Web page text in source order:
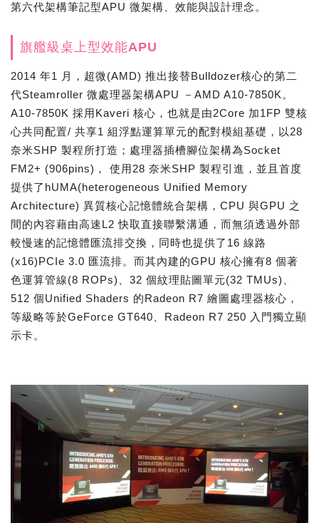
第六代架構筆記型APU 微架構、效能與設計理念。
旗艦級桌上型效能APU
2014 年1 月，超微(AMD) 推出接替Bulldozer核心的第二
代Steamroller 微處理器架構APU －AMD A10-7850K。
A10-7850K 採用Kaveri 核心，也就是由2Core 加1FP 雙核
心共同配置/ 共享1 組浮點運算單元的配對模組基礎，以28
奈米SHP 製程所打造；處理器插槽腳位架構為Socket
FM2+ (906pins)， 使用28 奈米SHP 製程引進，並且首度
提供了hUMA(heterogeneous Unified Memory
Architecture) 異質核心記憶體統合架構，CPU 與GPU 之
間的內容藉由高速L2 快取直接聯繫溝通，而無須透過外部
較慢速的記憶體匯流排交換，同時也提供了16 線路
(x16)PCIe 3.0 匯流排。而其內建的GPU 核心擁有8 個著
色運算管線(8 ROPs)、32 個紋理貼圖單元(32 TMUs)、
512 個Unified Shaders 的Radeon R7 繪圖處理器核心，
等級略等於GeForce GT640、Radeon R7 250 入門獨立顯
示卡。